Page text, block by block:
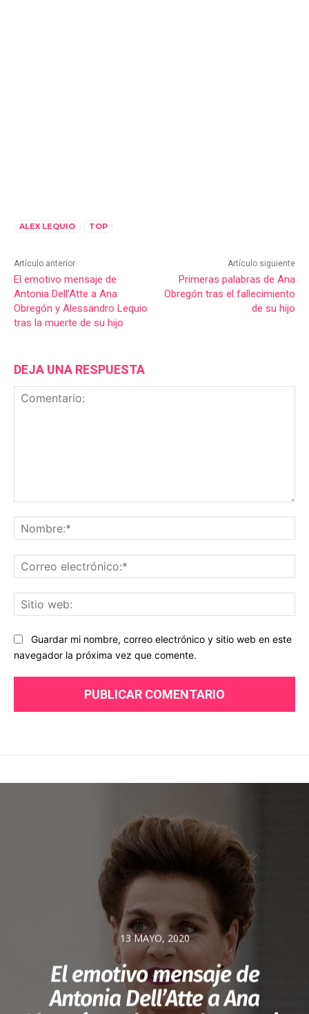
ALEX LEQUIO TOP
Artículo anterior
El emotivo mensaje de
Antonia Dell’Atte a Ana
Obregón y Alessandro Lequio
tras la muerte de su hijo
Artículo siguiente
Primeras palabras de Ana
Obregón tras el fallecimiento
de su hijo
DEJA UNA RESPUESTA
Guardar mi nombre, correo electrónico y sitio web en este
navegador la próxima vez que comente.